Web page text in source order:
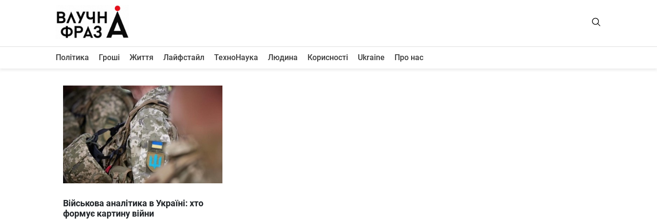
Політика
Життя
Лайфстайл
ТехноНаука
Людина
Корисності
Про нас
Політика Гроші Життя Лайфстайл ТехноНаука Людина Корисності Ukraine Про нас
Військова аналітика в Україні: хто
формує картину війни